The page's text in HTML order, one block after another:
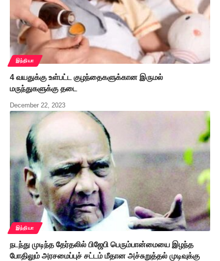
இந்தியா
4 வயதுக்கு உள்பட்ட குழந்தைகளுக்கான இருமல்
மருந்துகளுக்கு தடை
December 22, 2023
இந்தியா
நடந்து முடிந்த தேர்தலில் பிஜேபி பெரும்பான்மையை இழந்த
போதிலும் அரசமைப்புச் சட்டம் மீதான அச்சுறுத்தல் முடிவுக்கு